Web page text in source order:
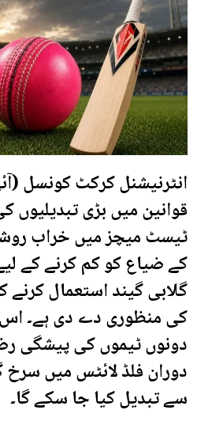
انٹرنیشنل کرکٹ کونسل
قوانین میں بڑی
ٹیسٹ میچز میں خراب
کے ضیاع کو کم کرنے کے
گلابی گیند استعمال
کی منظوری دے دی ہے۔
دونوں ٹیموں کی پیشگی
دوران فلڈ لائٹس میں سرخ
سے تبدیل کیا جا سکے گا۔